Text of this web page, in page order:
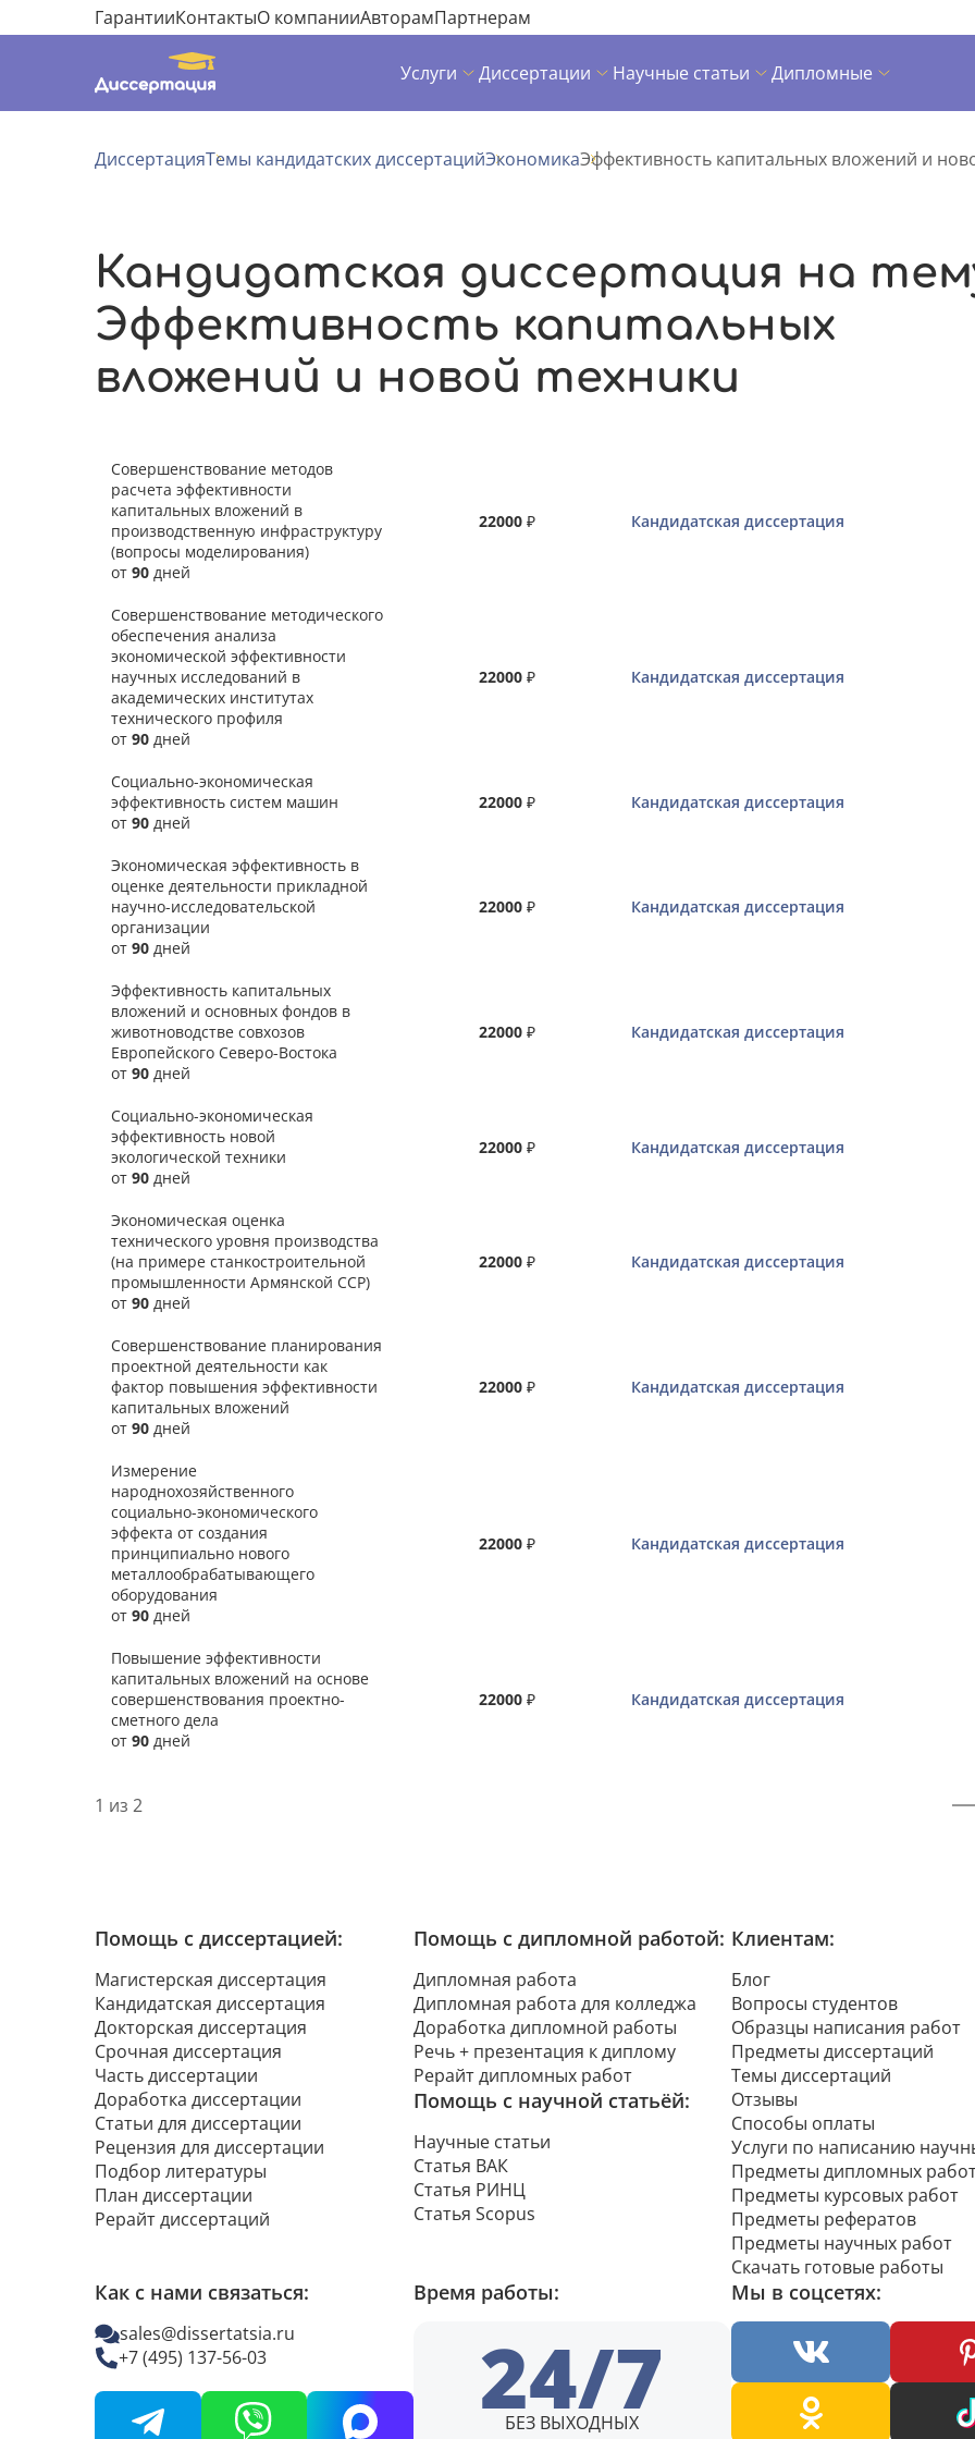
ГарантииКонтактыО компанииАвторамПартнерам
Услуги Диссертации Научные статьи Дипломные
ДиссертацияТемы кандидатских диссертацийЭкономикаЭффективность капитальных вложений и
Кандидатская диссертация на
Эффективность капитальных
вложений и новой техники
Совершенствование методов
расчета эффективности
капитальных вложений в
производственную инфраструктуру
(вопросы моделирования)
от 90 дней
22000₽ Кандидатская диссертация
Совершенствование методического
обеспечения анализа
экономической эффективности
научных исследований в
академических институтах
технического профиля
от 90 дней
22000₽ Кандидатская диссертация
Социально-экономическая
эффективность систем машин
от 90 дней
22000₽ Кандидатская диссертация
Экономическая эффективность в
оценке деятельности прикладной
научно-исследовательской
организации
от 90 дней
22000₽ Кандидатская диссертация
Эффективность капитальных
вложений и основных фондов в
животноводстве совхозов
Европейского Северо-Востока
от 90 дней
22000₽ Кандидатская диссертация
Социально-экономическая
эффективность новой
экологической техники
от 90 дней
22000₽ Кандидатская диссертация
Экономическая оценка
технического уровня производства
(на примере станкостроительной
промышленности Армянской ССР)
от 90 дней
22000₽ Кандидатская диссертация
Совершенствование планирования
проектной деятельности как
фактор повышения эффективности
капитальных вложений
от 90 дней
22000₽ Кандидатская диссертация
Измерение
народнохозяйственного
социально-экономического
эффекта от создания
принципиально нового
металлообрабатывающего
оборудования
от 90 дней
22000₽ Кандидатская диссертация
Повышение эффективности
капитальных вложений на основе
совершенствования проектно-
сметного дела
от 90 дней
22000₽ Кандидатская диссертация
1 из 2
Помощь с диссертацией:
Магистерская диссертация
Кандидатская диссертация
Докторская диссертация
Срочная диссертация
Часть диссертации
Доработка диссертации
Статьи для диссертации
Рецензия для диссертации
Подбор литературы
План диссертации
Рерайт диссертаций
Помощь с дипломной работой:
Дипломная работа
Дипломная работа для колледжа
Доработка дипломной работы
Речь + презентация к диплому
Рерайт дипломных работ
Помощь с научной статьёй:
Научные статьи
Статья ВАК
Статья РИНЦ
Статья Scopus
Клиентам:
Блог
Вопросы студентов
Образцы написания работ
Предметы диссертаций
Темы диссертаций
Отзывы
Способы оплаты
Услуги по написанию
Предметы дипломных
Предметы курсовых работ
Предметы рефератов
Предметы научных работ
Скачать готовые работы
Как с нами связаться:
sales@dissertatsia.ru
+7 (495) 137-56-03
Время работы:
24/7
БЕЗ ВЫХОДНЫХ
Мы в соцсетях: